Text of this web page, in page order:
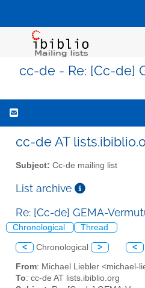
cc-de - Re: [Cc-de]
cc-de AT
Subject: Cc-de mailing list
List archive
Re: [Cc-de] GEMA-
Chronological Thread
< Chronological > <
From: Michael Liebler <michael-
To: cc-de AT lists.ibiblio.org